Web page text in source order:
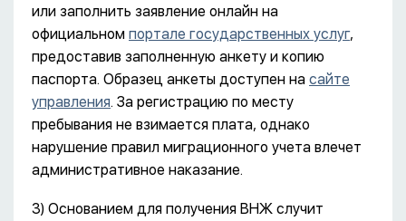
или заполнить заявление онлайн на
официальном портале государственных услуг,
предоставив заполненную анкету и копию
паспорта. Образец анкеты доступен на сайте
управления. За регистрацию по месту
пребывания не взимается плата, однако
нарушение правил миграционного учета влечет
административное наказание.
3) Основанием для получения ВНЖ случит